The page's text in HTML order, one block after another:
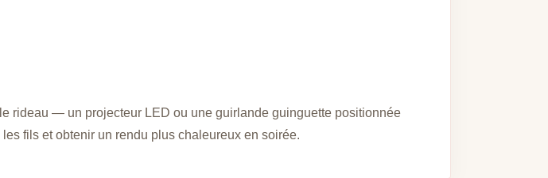
rideau — un projecteur LED ou une guirlande guinguette positionnée
fils et obtenir un rendu plus chaleureux en soirée.